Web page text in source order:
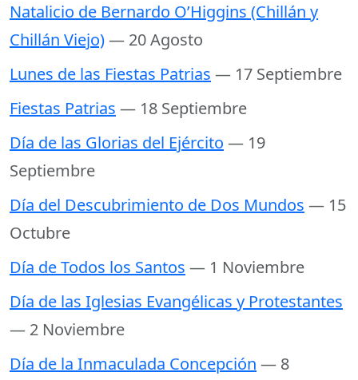
Natalicio de Bernardo O’Higgins (Chillán y
Chillán Viejo)— 20 Agosto
Lunes de las Fiestas Patrias — 17 Septiembre
Fiestas Patrias — 18 Septiembre
Día de las Glorias del Ejército — 19
Septiembre
Día del Descubrimiento de Dos Mundos — 15
Octubre
Día de Todos los Santos — 1 Noviembre
Día de las Iglesias Evangélicas y Protestantes
— 2 Noviembre
Día de la Inmaculada Concepción — 8